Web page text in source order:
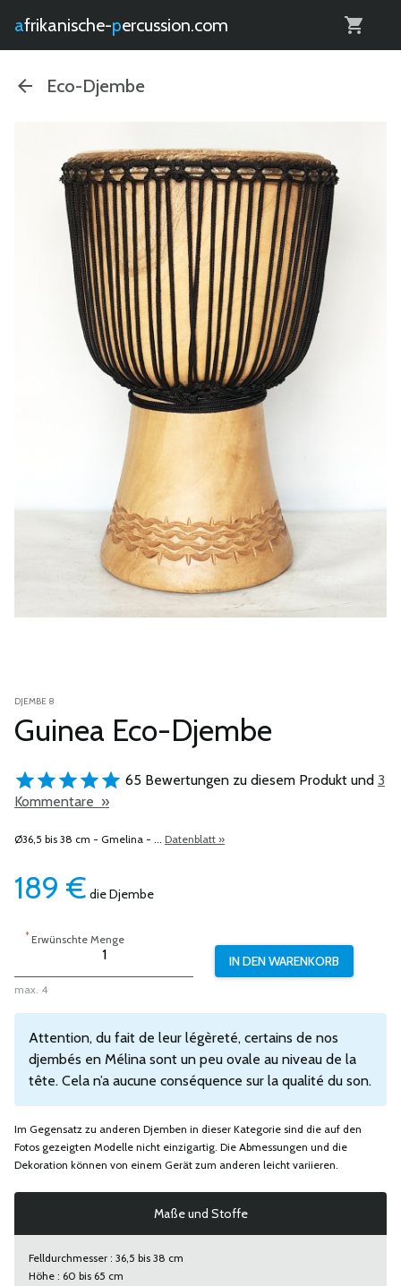
afrikanische- percussion.com
Eco-Djembe
DJEMBE 8
Guinea Eco-Djembe
65 Bewertungen zu diesem Produkt und 3
Kommentare »
Ø36,5 bis 38 cm - Gmelina - ... Datenblatt »
189 € die Djembe
*Erwünschte Menge
max. 4
Attention, du fait de leur légèreté, certains de nos
djembés en Mélina sont un peu ovale au niveau de la
tête. Cela n’a aucune conséquence sur la qualité du son.
Im Gegensatz zu anderen Djemben in dieser Kategorie sind die auf den
Fotos gezeigten Modelle nicht einzigartig. Die Abmessungen und die
Dekoration können von einem Gerät zum anderen leicht variieren.
Maße und Stoffe
Felldurchmesser : 36,5 bis 38 cm
Höhe : 60 bis 65 cm